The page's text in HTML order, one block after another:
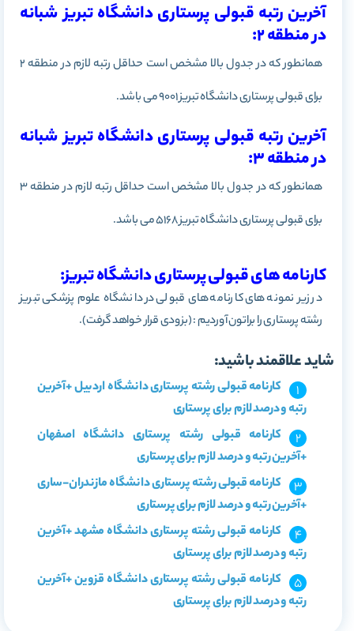
آخرین رتبه قبولی پرستاری دانشگاه تبریز شبانه
در منطقه 2:
همانطور که در جدول بالا مشخص است حداقل رتبه لازم در منطقه 2
برای قبولی پرستاری دانشگاه تبریز 9001 می باشد.
آخرین رتبه قبولی پرستاری دانشگاه تبریز شبانه
در منطقه 3:
همانطور که در جدول بالا مشخص است حداقل رتبه لازم در منطقه 3
برای قبولی پرستاری دانشگاه تبریز 5168 می باشد.
کارنامه های قبولی پرستاری دانشگاه تبریز:
در زیر نمونه های کارنامه های قبولی در دانشگاه علوم پزشکی تبریز
رشته پرستاری را براتون آوردیم : (بزودی قرار خواهد گرفت).
شاید علاقمند باشید:
کارنامه قبولی رشته پرستاری دانشگاه اردبیل +آخرین
رتبه و درصد لازم برای پرستاری
کارنامه قبولی رشته پرستاری دانشگاه اصفهان
+آخرین رتبه و درصد لازم برای پرستاری
کارنامه قبولی رشته پرستاری دانشگاه مازندران-ساری
+آخرین رتبه و درصد لازم برای پرستاری
کارنامه قبولی رشته پرستاری دانشگاه مشهد +آخرین
رتبه و درصد لازم برای پرستاری
کارنامه قبولی رشته پرستاری دانشگاه قزوین +آخرین
رتبه و درصد لازم برای پرستاری